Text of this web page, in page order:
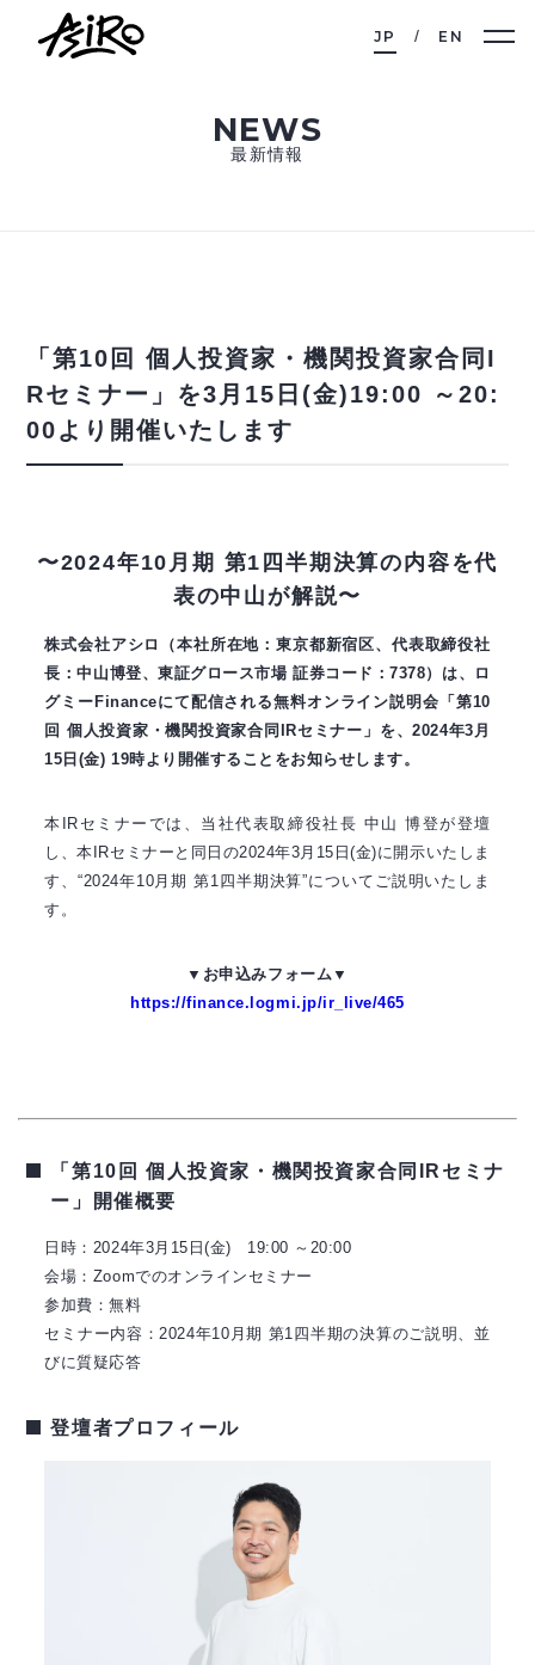
JP EN
NEWS
最新情報
「第10回 個人投資家・機関投資家合同I
Rセミナー」を3月15日(金)19:00 ～20:
00より開催いたします
〜2024年10月期 第1四半期決算の内容を代
表の中山が解説〜
株式会社アシロ（本社所在地：東京都新宿区、代表取締役社
長：中山博登、東証グロース市場 証券コード：7378）は、ロ
グミーFinanceにて配信される無料オンライン説明会「第10
回 個人投資家・機関投資家合同IRセミナー」を、2024年3月
15日(金) 19時より開催することをお知らせします。
本IRセミナーでは、当社代表取締役社長 中山 博登が登壇
し、本IRセミナーと同日の2024年3月15日(金)に開示いたしま
す、“2024年10月期 第1四半期決算”についてご説明いたしま
す。
▼お申込みフォーム▼
https://finance.logmi.jp/ir_live/465
「第10回 個人投資家・機関投資家合同IRセミナ
ー」開催概要
日時：2024年3月15日(金) 19:00 ～20:00
会場：Zoomでのオンラインセミナー
参加費：無料
セミナー内容：2024年10月期 第1四半期の決算のご説明、並
びに質疑応答
登壇者プロフィール